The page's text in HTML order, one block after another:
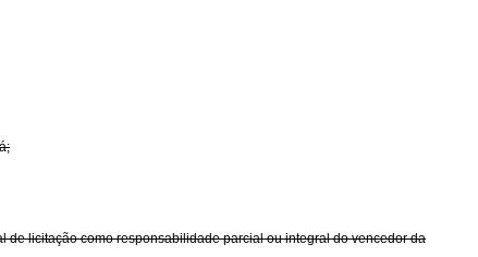
de licitação como responsabilidade parcial ou integral do vencedor da